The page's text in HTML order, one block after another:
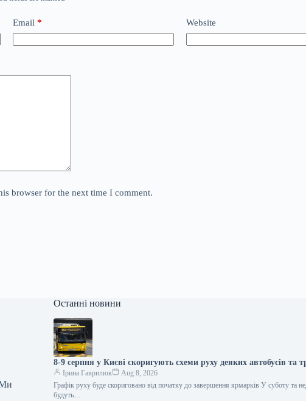
Email * Website
browser for the next time I comment.
Ми
Останні новини
8-9 серпня у Києві скоригують схеми руху деяких автобусів та
Ірина Гаврилюк
Aug 8, 2026
Графік руху буде скориговано від початку до завершення ярмарків У суботу та
будуть…